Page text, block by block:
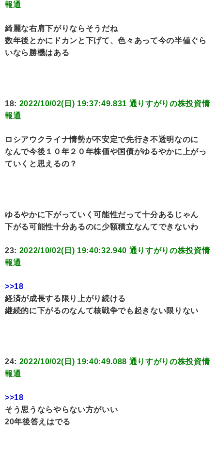
報通
綺麗な右肩下がりならそうだね
数年後とかにドカンと下げて、色々あって今の半値ぐら
いなら勝機はある
18: 2022/10/02(日) 19:37:49.831 通りすがりの株投資情
報通
ロシアウクライナ情勢が不安定で先行き不透明なのに
なんで今後１０年２０年株価や国債がゆるやかに上がっ
ていくと思えるの？
ゆるやかに下がっていく可能性だって十分あるじゃん
下がる可能性十分あるのに少額積立なんてできないわ
23: 2022/10/02(日) 19:40:32.940 通りすがりの株投資情
報通
>>18
経済が成長する限り上がり続ける
継続的に下がるのなんて核戦争でも起きない限りない
24: 2022/10/02(日) 19:40:49.088 通りすがりの株投資情
報通
>>18
そう思うならやらない方がいい
20年後答えはでる